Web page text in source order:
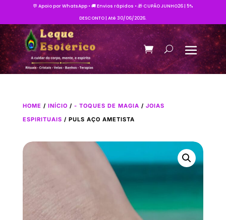
💬 Apoio por WhatsApp • 🚚 Envios rápidos • 🎁 CUPÃO JUNHO26 | 5%
DESCONTO | Até 30/06/2026.
HOME / INÍCIO / - TOQUES DE MAGIA / JOIAS
ESPIRITUAIS / PULS AÇO AMETISTA